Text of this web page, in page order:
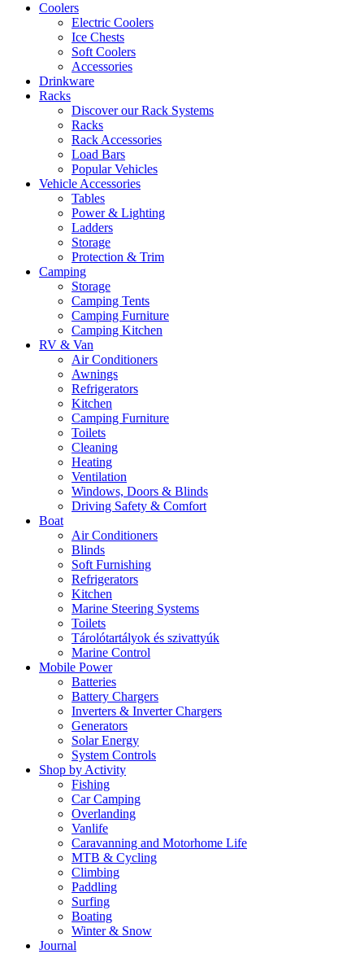
Coolers
Electric Coolers
Ice Chests
Soft Coolers
Accessories
Drinkware
Racks
Discover our Rack Systems
Racks
Rack Accessories
Load Bars
Popular Vehicles
Vehicle Accessories
Tables
Power & Lighting
Ladders
Storage
Protection & Trim
Camping
Storage
Camping Tents
Camping Furniture
Camping Kitchen
RV & Van
Air Conditioners
Awnings
Refrigerators
Kitchen
Camping Furniture
Toilets
Cleaning
Heating
Ventilation
Windows, Doors & Blinds
Driving Safety & Comfort
Boat
Air Conditioners
Blinds
Soft Furnishing
Refrigerators
Kitchen
Marine Steering Systems
Toilets
Tárolótartályok és szivattyúk
Marine Control
Mobile Power
Batteries
Battery Chargers
Inverters & Inverter Chargers
Generators
Solar Energy
System Controls
Shop by Activity
Fishing
Car Camping
Overlanding
Vanlife
Caravanning and Motorhome Life
MTB & Cycling
Climbing
Paddling
Surfing
Boating
Winter & Snow
Journal